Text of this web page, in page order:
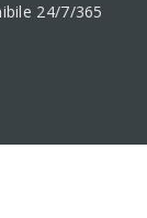
24/7/365